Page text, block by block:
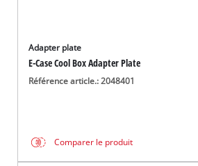
Adapter plate
E-Case Cool Box Adapter Plate
Référence article.: 2048401
Comparer le produit